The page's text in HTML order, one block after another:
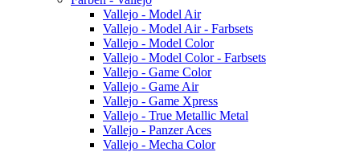
Vallejo - Model Air
Vallejo - Model Air - Farbsets
Vallejo - Model Color
Vallejo - Model Color - Farbsets
Vallejo - Game Color
Vallejo - Game Air
Vallejo - Game Xpress
Vallejo - True Metallic Metal
Vallejo - Panzer Aces
Vallejo - Mecha Color